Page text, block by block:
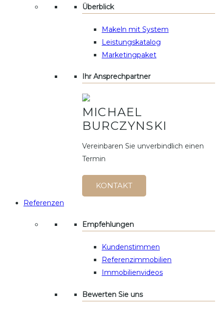
Überblick
Makeln mit System
Leistungskatalog
Marketingpaket
Ihr Ansprechpartner
MICHAEL
BURCZYNSKI
Vereinbaren Sie unverbindlich einen
Termin
KONTAKT
Referenzen
Empfehlungen
Kundenstimmen
Referenzimmobilien
Immobilienvideos
Bewerten Sie uns